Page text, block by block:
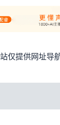
仅提供网址导